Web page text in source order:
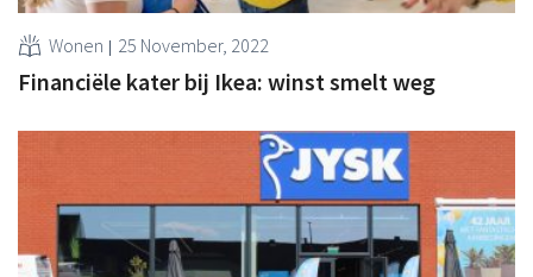
Wonen 25 November, 2022
Financiële kater bij Ikea: winst smelt weg